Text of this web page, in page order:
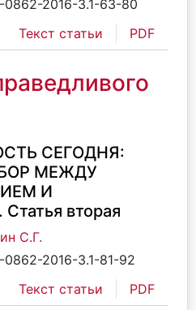
0862-2016-3.1-63-80
Текст статьи PDF
СЕГОДНЯ:
МЕЖДУ
И
вторая
С.Г.
0862-2016-3.1-81-92
Текст статьи PDF